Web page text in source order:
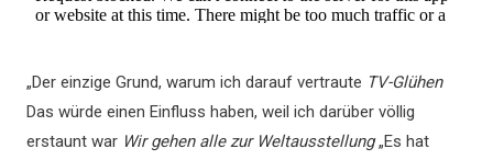
„Der einzige Grund, warum ich darauf vertraute TV-Glühen
Das würde einen Einfluss haben, weil ich darüber völlig
erstaunt war Wir gehen alle zur Weltausstellung„Es hat